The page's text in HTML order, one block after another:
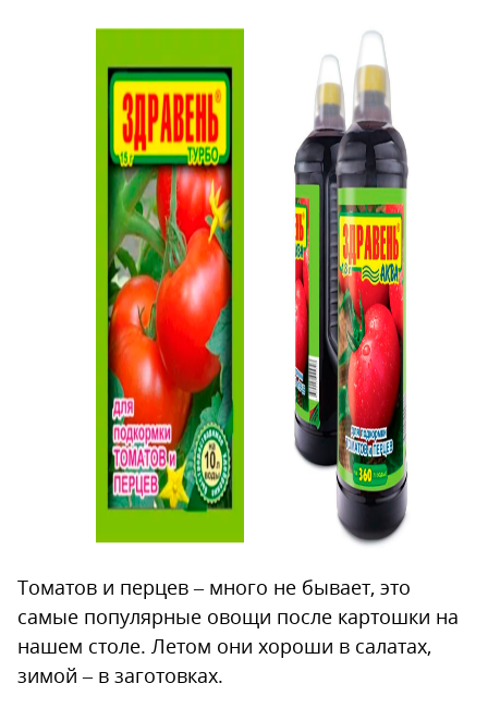
Томатов и перцев – много не бывает, это
самые популярные овощи после картошки на
нашем столе. Летом они хороши в салатах,
зимой – в заготовках.